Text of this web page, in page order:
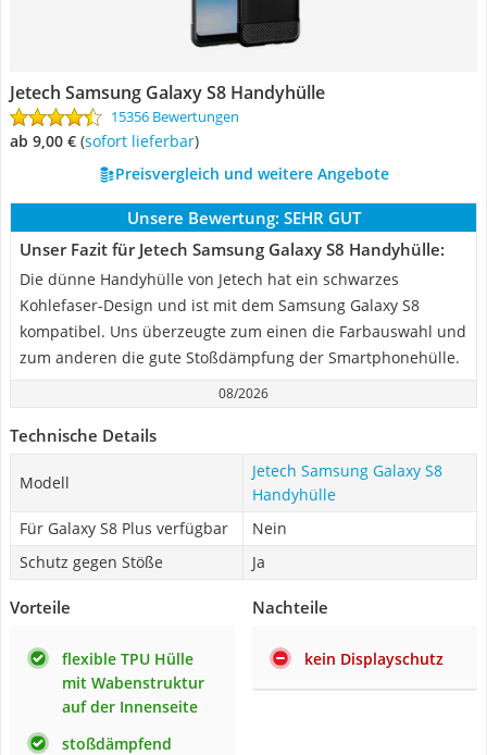
Jetech Samsung Galaxy S8 Handyhülle
15356 Bewertungen
ab 9,00 € ( Sofort lieferbar)
Preisvergleich und weitere Angebote
Unsere Bewertung: SEHR GUT
Unser Fazit für Jetech Samsung Galaxy S8 Handyhülle:
Die dünne Handyhülle von Jetech hat ein schwarzes
Kohlefaser-Design und ist mit dem Samsung Galaxy S8
kompatibel. Uns überzeugte zum einen die Farbauswahl und
zum anderen die gute Stoßdämpfung der Smartphonehülle.
08/2026
Technische Details
Modell
Jetech Samsung Galaxy S8
Handyhülle
Für Galaxy S8 Plus verfügbar
Nein
Schutz gegen Stöße
Ja
Vorteile
flexible TPU Hülle
mit Wabenstruktur
auf der Innenseite
stoßdämpfend
Nachteile
kein Displayschutz